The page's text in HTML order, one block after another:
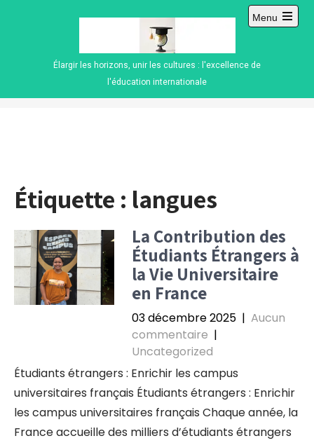
Élargir les horizons, unir les cultures : l'excellence de
l'éducation internationale
Menu
Open
Étiquette : langues
La Contribution des
Étudiants Étrangers à
la Vie Universitaire
en France
03 décembre 2025 | Aucun
commentaire |
Uncategorized
Étudiants étrangers : Enrichir les campus
universitaires français Étudiants étrangers : Enrichir
les campus universitaires français Chaque année, la
France accueille des milliers d’étudiants étrangers